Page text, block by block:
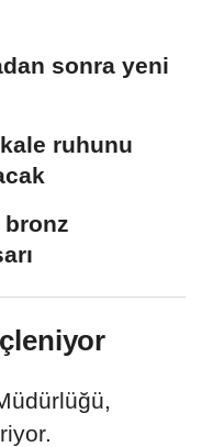
sonra yeni
ruhunu
bronz